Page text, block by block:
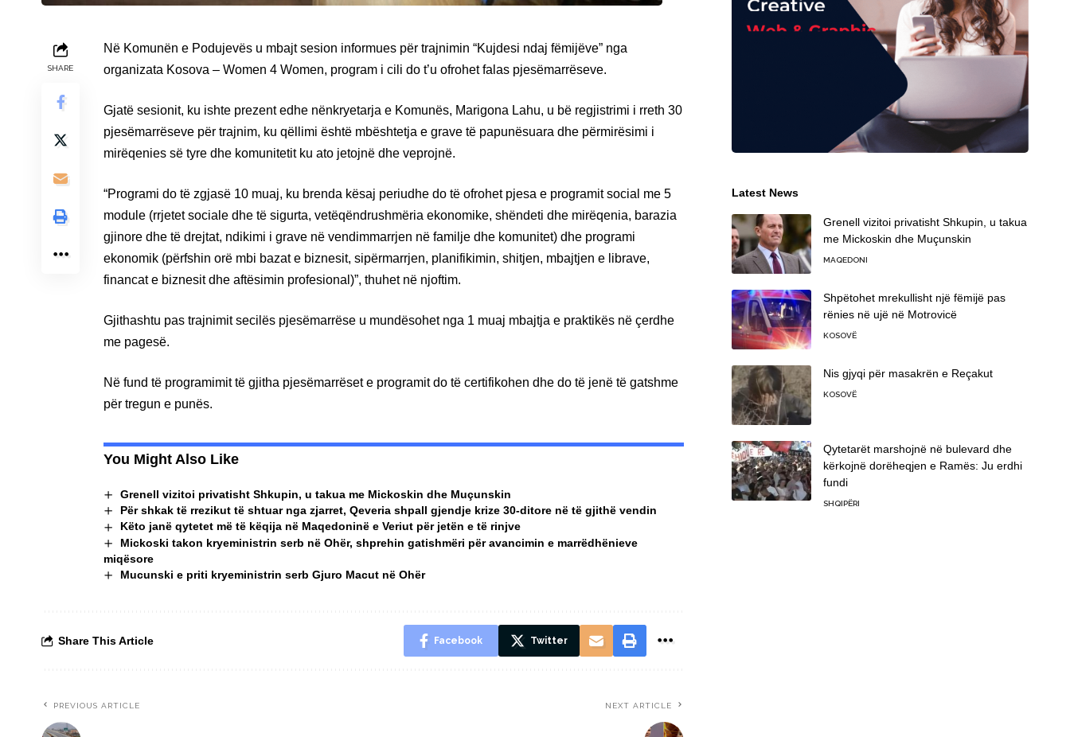
SHARE
Në Komunën e Podujevës u mbajt sesion informues për trajnimin “Kujdesi ndaj fëmijëve” nga
organizata Kosova – Women 4 Women, program i cili do t’u ofrohet falas pjesëmarrëseve.
Gjatë sesionit, ku ishte prezent edhe nënkryetarja e Komunës, Marigona Lahu, u bë regjistrimi i rreth 30
pjesëmarrëseve për trajnim, ku qëllimi është mbështetja e grave të papunësuara dhe përmirësimi i
mirëqenies së tyre dhe komunitetit ku ato jetojnë dhe veprojnë.
“Programi do të zgjasë 10 muaj, ku brenda kësaj periudhe do të ofrohet pjesa e programit social me 5
module (rrjetet sociale dhe të sigurta, vetëqëndrushmëria ekonomike, shëndeti dhe mirëqenia, barazia
gjinore dhe të drejtat, ndikimi i grave në vendimmarrjen në familje dhe komunitet) dhe programi
ekonomik (përfshin orë mbi bazat e biznesit, sipërmarrjen, planifikimin, shitjen, mbajtjen e librave,
financat e biznesit dhe aftësimin profesional)”, thuhet në njoftim.
Gjithashtu pas trajnimit secilës pjesëmarrëse u mundësohet nga 1 muaj mbajtja e praktikës në çerdhe
me pagesë.
Në fund të programimit të gjitha pjesëmarrëset e programit do të certifikohen dhe do të jenë të gatshme
për tregun e punës.
You Might Also Like
Grenell vizitoi privatisht Shkupin, u takua me Mickoskin dhe Muçunskin
Për shkak të rrezikut të shtuar nga zjarret, Qeveria shpall gjendje krize 30-ditore në të gjithë vendin
Këto janë qytetet më të këqija në Maqedoninë e Veriut për jetën e të rinjve
Mickoski takon kryeministrin serb në Ohër, shprehin gatishmëri për avancimin e marrëdhënieve
miqësore
Mucunski e priti kryeministrin serb Gjuro Macut në Ohër
Share This Article Facebook Twitter
PREVIOUS ARTICLE NEXT ARTICLE
Latest News
Grenell vizitoi privatisht Shkupin, u takua
me Mickoskin dhe Muçunskin
MAQEDONI
Shpëtohet mrekullisht një fëmijë pas
rënies në ujë në Motrovicë
KOSOVË
Nis gjyqi për masakrën e Reçakut
KOSOVË
Qytetarët marshojnë në bulevard dhe
kërkojnë dorëheqjen e Ramës: Ju erdhi
fundi
SHQIPËRI